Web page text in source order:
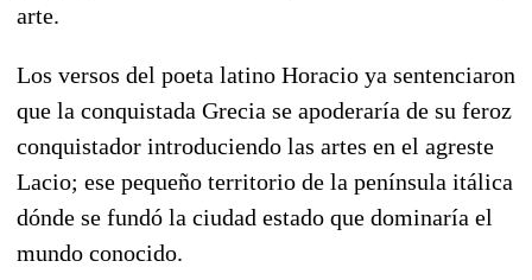
arte.
Los versos del poeta latino Horacio ya sentenciaron
que la conquistada Grecia se apoderaría de su feroz
conquistador introduciendo las artes en el agreste
Lacio; ese pequeño territorio de la península itálica
dónde se fundó la ciudad estado que dominaría el
mundo conocido.